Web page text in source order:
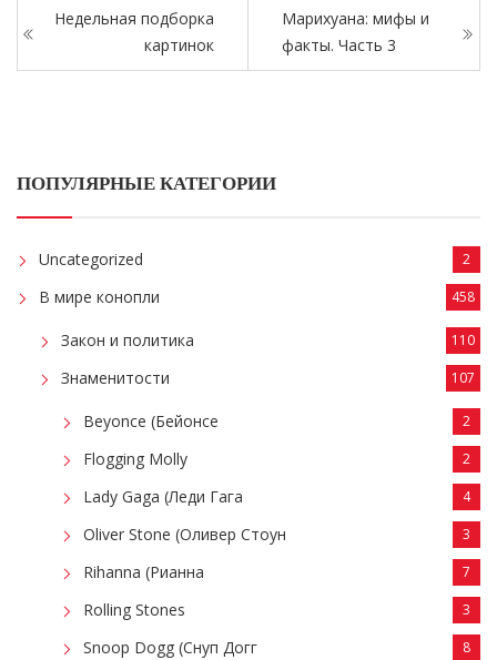
Недельная подборка
картинок
Марихуана: мифы и
факты. Часть 3
ПОПУЛЯРНЫЕ КАТЕГОРИИ
Uncategorized 2
В мире конопли 458
Закон и политика 110
Знаменитости 107
Beyonce (Бейонсе 2
Flogging Molly 2
Lady Gaga (Леди Гага 4
Oliver Stone (Оливер Стоун 3
Rihanna (Рианна 7
Rolling Stones 3
Snoop Dogg (Снуп Догг 8